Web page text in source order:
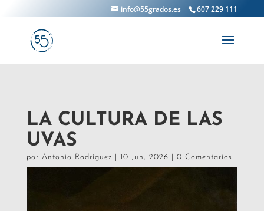
607 229 111
info@55grados.es
LA CULTURA DE LAS
UVAS
por Antonio Rodríguez 10 Jun, 2026 0 Comentarios